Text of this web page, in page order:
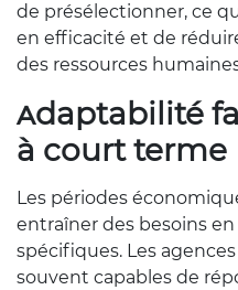
de présélectionner, ce
en efficacité et de
des ressources
Adaptabilité
à court terme
Les périodes
entraîner des besoins
spécifiques. Les
souvent capables de